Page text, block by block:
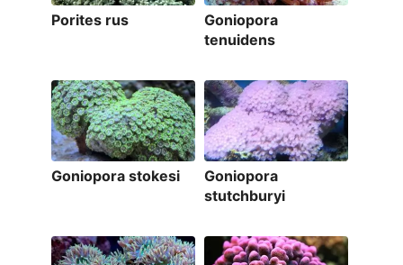
Porites rus
Goniopora
tenuidens
Goniopora stokesi
Goniopora
stutchburyi